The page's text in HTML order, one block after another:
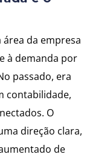
da empresa
à demanda por
passado, era
contabilidade,
O
direção clara,
de